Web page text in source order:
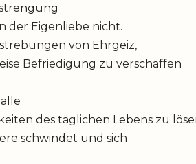
der Eigenliebe nicht.
von Ehrgeiz,
Befriedigung zu verschaffen
des täglichen Lebens zu
schwindet und sich